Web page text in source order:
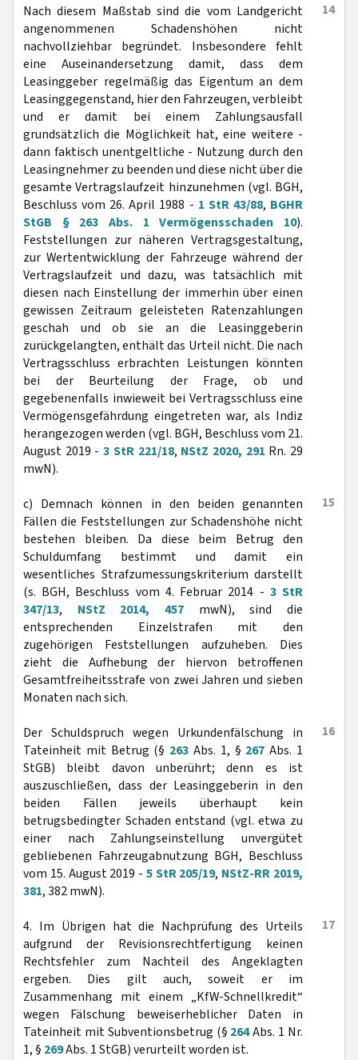
14
Nach diesem Maßstab sind die vom Landgericht
angenommenen Schadenshöhen nicht
nachvollziehbar begründet. Insbesondere fehlt
eine Auseinandersetzung damit, dass dem
Leasinggeber regelmäßig das Eigentum an dem
Leasinggegenstand, hier den Fahrzeugen, verbleibt
und er damit bei einem Zahlungsausfall
grundsätzlich die Möglichkeit hat, eine weitere -
dann faktisch unentgeltliche - Nutzung durch den
Leasingnehmer zu beenden und diese nicht über die
gesamte Vertragslaufzeit hinzunehmen (vgl. BGH,
Beschluss vom 26. April 1988 - 1 StR 43/88, BGHR
StGB § 263 Abs. 1 Vermögensschaden 10).
Feststellungen zur näheren Vertragsgestaltung,
zur Wertentwicklung der Fahrzeuge während der
Vertragslaufzeit und dazu, was tatsächlich mit
diesen nach Einstellung der immerhin über einen
gewissen Zeitraum geleisteten Ratenzahlungen
geschah und ob sie an die Leasinggeberin
zurückgelangten, enthält das Urteil nicht. Die nach
Vertragsschluss erbrachten Leistungen könnten
bei der Beurteilung der Frage, ob und
gegebenenfalls inwieweit bei Vertragsschluss eine
Vermögensgefährdung eingetreten war, als Indiz
herangezogen werden (vgl. BGH, Beschluss vom 21.
August 2019 -3 StR 221/18, NStZ 2020, 291 Rn. 29
mwN).
15
c) Demnach können in den beiden genannten
Fällen die Feststellungen zur Schadenshöhe nicht
bestehen bleiben. Da diese beim Betrug den
Schuldumfang bestimmt und damit ein
wesentliches Strafzumessungskriterium darstellt
(s. BGH, Beschluss vom 4. Februar 2014 - 3 StR
347/13, NStZ 2014, 457 mwN), sind die
entsprechenden Einzelstrafen mit den
zugehörigen Feststellungen aufzuheben. Dies
zieht die Aufhebung der hiervon betroffenen
Gesamtfreiheitsstrafe von zwei Jahren und sieben
Monaten nach sich.
16
Der Schuldspruch wegen Urkundenfälschung in
Tateinheit mit Betrug (§ 263 Abs. 1, § 267 Abs. 1
StGB) bleibt davon unberührt; denn es ist
auszuschließen, dass der Leasinggeberin in den
beiden Fällen jeweils überhaupt kein
betrugsbedingter Schaden entstand (vgl. etwa zu
einer nach Zahlungseinstellung unvergütet
gebliebenen Fahrzeugabnutzung BGH, Beschluss
vom 15. August 2019 - 5 StR 205/19, NStZ-RR 2019,
381, 382 mwN).
17
4. Im Übrigen hat die Nachprüfung des Urteils
aufgrund der Revisionsrechtfertigung keinen
Rechtsfehler zum Nachteil des Angeklagten
ergeben. Dies gilt auch, soweit er im
Zusammenhang mit einem „KfW-Schnellkredit“
wegen Fälschung beweiserheblicher Daten in
Tateinheit mit Subventionsbetrug (§ 264Abs. 1 Nr.
1, § 269Abs. 1 StGB) verurteilt worden ist.